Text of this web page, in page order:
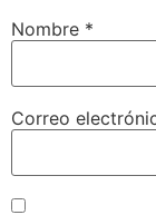
Nombre *
Correo